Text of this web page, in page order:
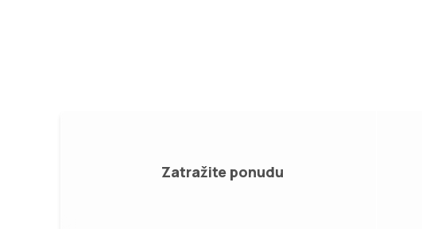
Zatražite ponudu